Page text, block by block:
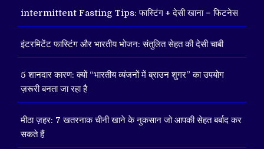
intermittent Fasting Tips: फास्टिंग + देसी खाना = फिटनेस
इंटरमिटेंट फास्टिंग और भारतीय भोजन: संतुलित सेहत की देसी चाबी
5 शानदार कारण: क्यों “भारतीय व्यंजनों में ब्राउन शुगर” का उपयोग
ज़रूरी बनता जा रहा है
मीठा ज़हर: 7 खतरनाक चीनी खाने के नुकसान जो आपकी सेहत बर्बाद कर
सकते हैं